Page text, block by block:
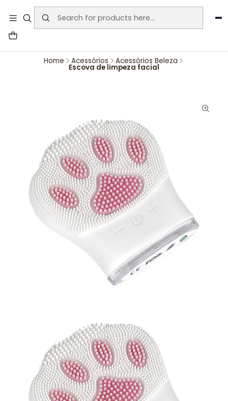
User-agent: * Allow: / Sitemap:
https://www.auraemporium.pt/sitemap.xml
Home Acessórios Acessórios Beleza
Escova de limpeza facial